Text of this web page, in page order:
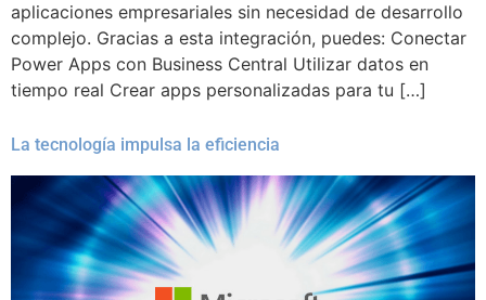
aplicaciones empresariales sin necesidad de desarrollo
complejo. Gracias a esta integración, puedes: Conectar
Power Apps con Business Central Utilizar datos en
tiempo real Crear apps personalizadas para tu […]
La tecnología impulsa la eficiencia